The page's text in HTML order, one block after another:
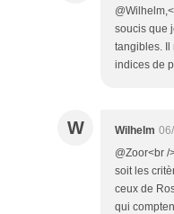
soucis que
tangibles. Il
indices de
W Wilhelm
@Zoor<br /
soit les
ceux de
qui